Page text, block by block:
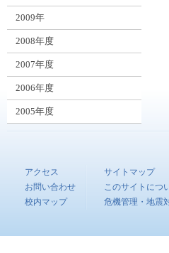
2009年
2008年度
2007年度
2006年度
2005年度
アクセス
お問い合わせ
校内マップ
サイトマップ
このサイトにつ
危機管理・地震